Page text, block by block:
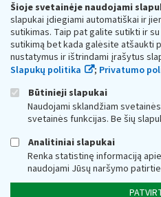
Šioje svetainėje naudojami
slapukai įdiegiami automatiškai ir
sutikimas. Taip pat galite sutikti ir
sutikimą bet kada galėsite atšaukti
nustatymus ir ištrindami įrašytus
Slapukų politika
; Privatumo
Būtinieji slapukai
Naudojami sklandžiam
svetainės funkcijas. Be šių
Analitiniai slapukai
Renka statistinę informaciją
naudojami Jūsų naršymo
Respublikos finansų
Biudžetinė įstaiga. Juridinio asmens
adresas: Vasario 16-osios g. 14,
vmi@vmi.lt , E. pristatymo dėžutės
Duomenys apie Valstybinę
Respublikos finansų ministerijos